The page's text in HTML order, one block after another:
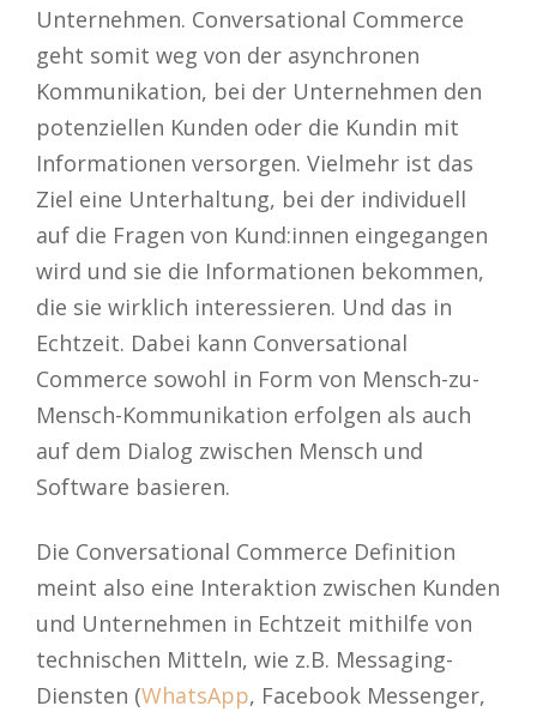
Unternehmen. Conversational Commerce
geht somit weg von der asynchronen
Kommunikation, bei der Unternehmen den
potenziellen Kunden oder die Kundin mit
Informationen versorgen. Vielmehr ist das
Ziel eine Unterhaltung, bei der individuell
auf die Fragen von Kund:innen eingegangen
wird und sie die Informationen bekommen,
die sie wirklich interessieren. Und das in
Echtzeit. Dabei kann Conversational
Commerce sowohl in Form von Mensch-zu-
Mensch-Kommunikation erfolgen als auch
auf dem Dialog zwischen Mensch und
Software basieren.
Die Conversational Commerce Definition
meint also eine Interaktion zwischen Kunden
und Unternehmen in Echtzeit mithilfe von
technischen Mitteln, wie z.B. Messaging-
Diensten (WhatsApp, Facebook Messenger,